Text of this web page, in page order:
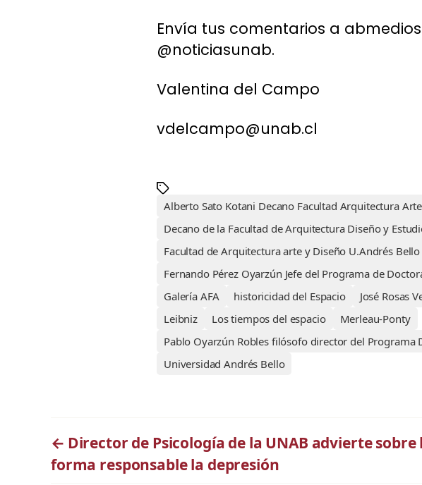
Envía tus comentarios a
@noticiasunab.
Valentina del Campo
vdelcampo@unab.cl
Alberto Sato Kotani Decano Facultad Arquitectura
Decano de la Facultad de Arquitectura Diseño y
Facultad de Arquitectura arte y Diseño U.Andrés Bello
Fernando Pérez Oyarzún Jefe del Programa de
Galería AFA
historicidad del Espacio
José Rosas
Leibniz
Los tiempos del espacio
Merleau-Ponty
Pablo Oyarzún Robles filósofo director del Programa
Universidad Andrés Bello
← Director de Psicología de la UNAB advierte
forma responsable la depresión